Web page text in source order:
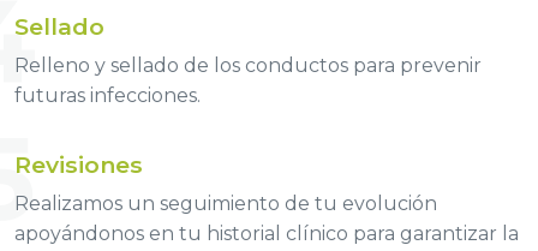
Sellado
Relleno y sellado de los conductos para prevenir
futuras infecciones.
Revisiones
Realizamos un seguimiento de tu evolución
apoyándonos en tu historial clínico para garantizar la